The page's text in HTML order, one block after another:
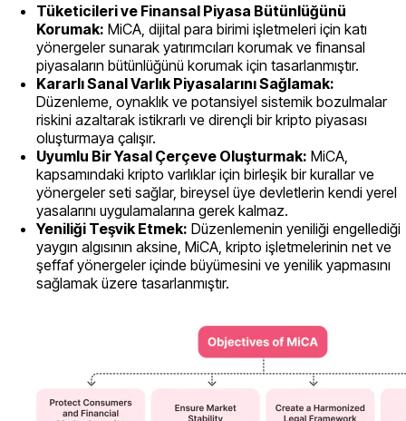
Tüketicileri ve Finansal Piyasa Bütünlüğünü
Korumak: MiCA, dijital para birimi işletmeleri için katı
yönergeler sunarak yatırımcıları korumak ve finansal
piyasaların bütünlüğünü korumak için tasarlanmıştır.
Kararlı Sanal Varlık Piyasalarını Sağlamak:
Düzenleme, oynaklık ve potansiyel sistemik bozulmalar
riskini azaltarak istikrarlı ve dirençli bir kripto piyasası
oluşturmaya çalışır.
Uyumlu Bir Yasal Çerçeve Oluşturmak: MiCA,
kapsamındaki kripto varlıklar için birleşik bir kurallar ve
yönergeler seti sağlar, bireysel üye devletlerin kendi yerel
yasalarını uygulamalarına gerek kalmaz.
Yeniliği Teşvik Etmek: Düzenlemenin yeniliği engellediği
yaygın algısının aksine, MiCA, kripto işletmelerinin net ve
şeffaf yönergeler içinde büyümesini ve yenilik yapmasını
sağlamak üzere tasarlanmıştır.